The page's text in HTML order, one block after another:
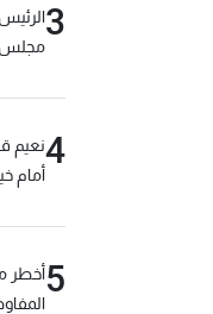
3
مجلس
4نعيم
أمام
5أخطر